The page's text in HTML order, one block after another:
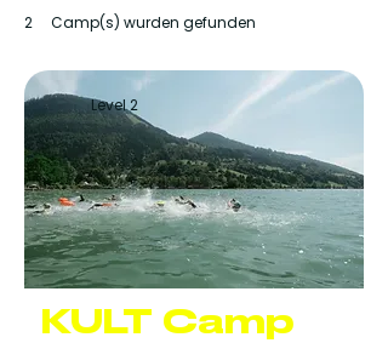
2 Camp(s) wurden gefunden
Level 2
KULT Camp